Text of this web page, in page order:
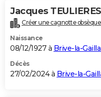
Jacques TEULIERES
Créer une cagnotte
Naissance
08/12/1927 à Brive-la-
Décès
27/02/2024 à Brive-la-